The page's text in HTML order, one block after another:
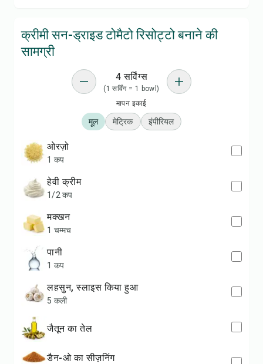
क्रीमी सन-ड्राइड टोमैटो रिसोट्टो बनाने की
सामग्री
4 सर्विंग्स
(1 सर्विंग = 1 bowl)
मापन इकाई
मूल मेट्रिक इंपीरियल
ओरज़ो
1 कप
हेवी क्रीम
1/2 कप
मक्खन
1 चम्मच
पानी
1 कप
लहसुन, स्लाइस किया हुआ
5 कली
जैतून का तेल
डैन-ओ का सीज़निंग